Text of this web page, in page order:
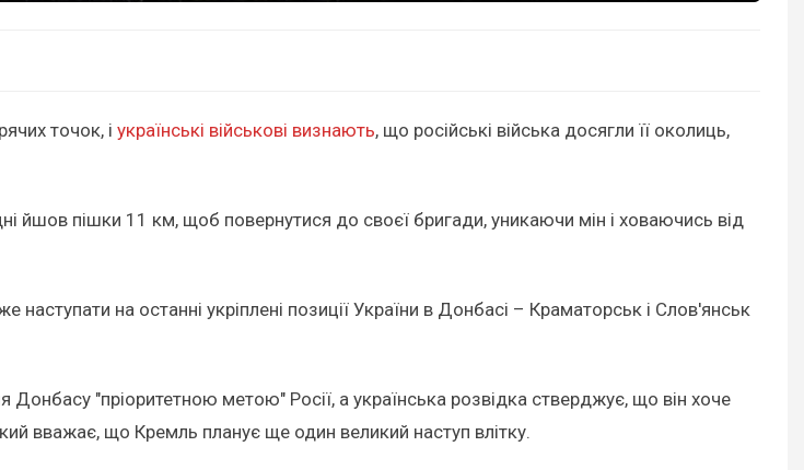
точок, і українські військові визнають, що російські війська досягли її околиць,
йшов пішки 11 км, щоб повернутися до своєї бригади, уникаючи мін і ховаючись від
на останні укріплені позиції України в Донбасі – Краматорськ і Слов'янськ
"пріоритетною метою" Росії, а українська розвідка стверджує, що він хоче
вважає, що Кремль планує ще один великий наступ влітку.